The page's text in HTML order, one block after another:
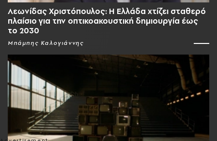
Λεωνίδας Χριστόπουλος: Η Ελλάδα χτίζει σταθερό
πλαίσιο για την οπτικοακουστική δημιουργία έως
το 2030
Μπάμπης Καλογιάννης